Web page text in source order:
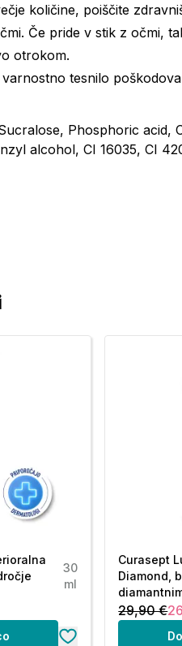
količine, poiščite
Če pride v stik z očmi,
otrokom.
tesnilo
Phosphoric acid,
alcohol, CI 16035, CI
30
ml
Curasept
Diamond,
29,90 €